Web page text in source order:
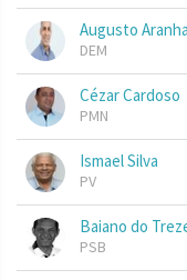
Augusto Aranha
DEM
Cézar Cardoso
PMN
Ismael Silva
PV
Baiano do
PSB